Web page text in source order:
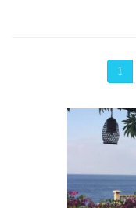
固
定
ー
ジ
1